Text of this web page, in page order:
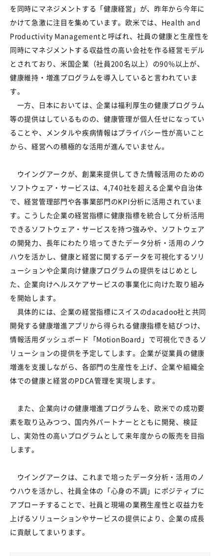
を同時にマネジメントする「健康経営」が、昨年から今年に
かけて急激に注目を集めています。欧米では、Health and
Productivity Managementと呼ばれ、社員の健康と生産性を
同時にマネジメントする収益性の高い会社を作る経営モデル
とされており、米国企業（社員200名以上）の90%以上が、
健康維持・増進プログラムを導入していると言われていま
す。
一方、日本においては、企業は福利厚生の健康プログラム
等の提供はしているものの、健康管理が個人任せになってい
ることや、メンタルや疾病情報はプライバシー性が高いこと
から、経営への積極的な活用が進んでいません。
ウイングアークが、創業来提供してきた情報活用のための
ソフトウェア・サービスは、4,740社を超える企業や自治体
で、経営管理部門や各事業部門のKPI分析に活用されていま
す。こうした企業の経営指標に健康指標を統合して分析活用
できるソフトウェア・サービスを持つ強みや、ソフトウェア
の開発力、長年にわたり培ってきたデータ分析・活用のノウ
ハウを活かし、健康と経営に関するデータを可視化するソリ
ューションや企業向け健康プログラムの提供をはじめとし
た、企業向けヘルスケアサービスの事業化に向けた取り組み
を開始します。
具体的には、企業の経営指標にスイスのdacadoo社と共同
開発する健康増進アプリから得られる健康指標を結びつけ、
情報活用ダッシュボード「MotionBoard」で可視化できるソ
リューションの提供を予定してします。企業が従業員の健康
増進を支援しながら、各部門の生産性を上げ、企業や組織全
体での健康と経営のPDCA管理を実現します。
また、企業向けの健康増進プログラムを、欧米での成功要
素を取り込みつつ、国内外パートナーとともに開発、検証
し、実効性の高いプログラムとして来年度からの販売を目指
します。
ウイングアークは、これまで培ったデータ分析・活用のノ
ウハウを活かし、社員全体の「心身の不調」にポジティブに
アプローチすることで、社員と現場の業務生産性と収益力を
上げるソリューションやサービスの提供により、企業の成長
に貢献してまいります。